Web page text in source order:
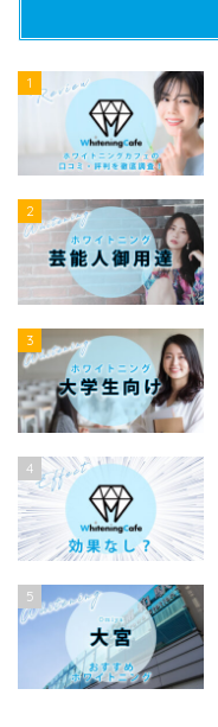
1
2
3
4
5